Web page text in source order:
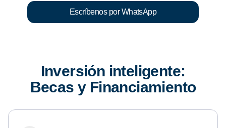
Escríbenos por WhatsApp
Inversión inteligente:
Becas y Financiamiento